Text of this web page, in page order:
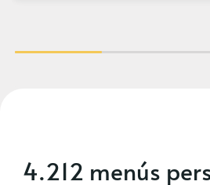
4.212 menús